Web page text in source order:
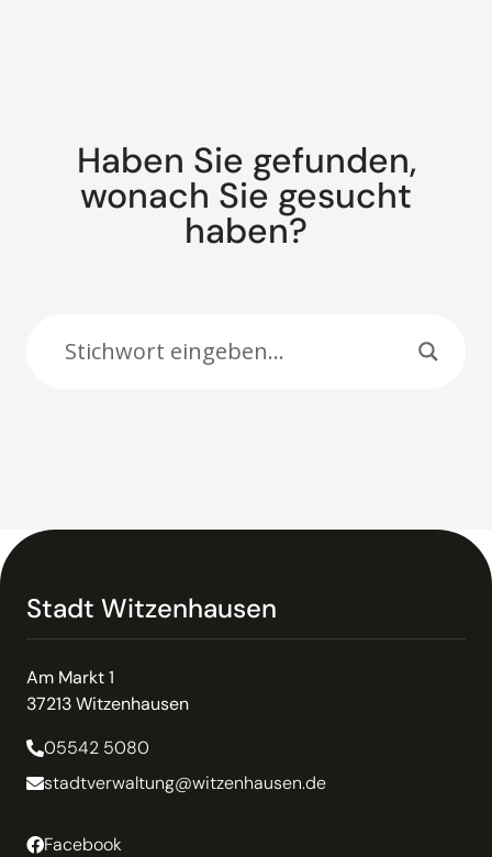
Haben Sie gefunden,
wonach Sie gesucht
haben?
Stadt Witzenhausen
Am Markt 1
37213 Witzenhausen
05542 5080
stadtverwaltung@witzenhausen.de
Facebook